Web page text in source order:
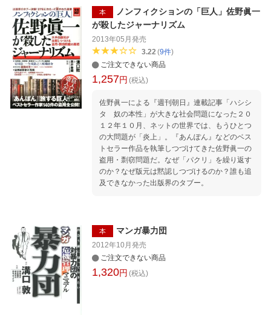
版。衰退する暴力団の現状と今後、半グレ集団
などの因習にとらわれない新たな暴力の実像と
うに私たちの生活に食い込んでくる暴力の兆
候、背景をどう見抜き、どう対処すべきかを綿
密な取材と、豊富な見識から説く。 第一章 広
域暴力団の惨状 第二章 追い詰められたヤクザ
頭する半グレ集団と小犯罪グループ 第五章 い
ま、ヤクザを受け入れる土壌とは 第六章 歴史
的に検証する暴力団消滅の瞬間（とき） 第七
章 劣化する警察力 第八章 これから裏社会は
どうなるのか？
本
ノンフィクションの「巨人」佐野眞一
が殺したジャーナリズム
2013年05月 発売
3.22(9件)
ご注文できない商品
1,257円 (税込)
佐野眞一による『週刊朝日』連載記事「ハシシ
タ 奴の本性」が大きな社会問題になった２０
１２年１０月、ネットの世界では、もうひとつ
の大問題が「炎上」。『あんぽん』などのベス
トセラー作品を執筆しつづけてきた佐野眞一の
盗用・剽窃問題だ。なぜ「パクリ」を繰り返す
のか？なぜ版元は黙認しつづけるのか？誰も追
及できなかった出版界のタブー。
本 マンガ暴力団
2012年10月 発売
ご注文できない商品
1,320円 (税込)